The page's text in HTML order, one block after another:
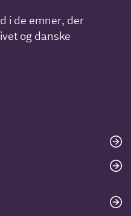
i de emner, der
og danske